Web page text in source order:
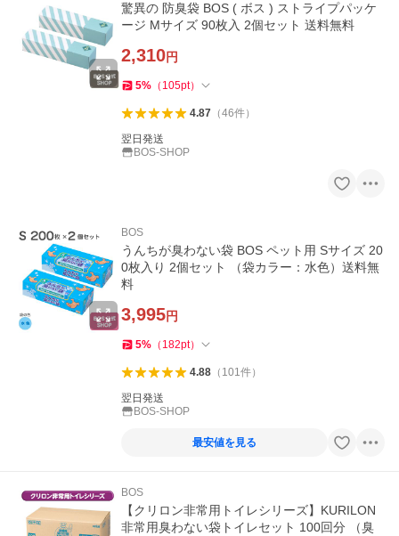
驚異の 防臭袋 BOS ( ボス ) ストライプパッケ
ージ Mサイズ 90枚入 2個セット 送料無料
2,310円
5% （ 105pt）
4.87（46件）
翌日発送
BOS-SHOP
BOS
うんちが臭わない袋 BOS ペット用 Sサイズ 20
0枚入り 2個セット （袋カラー：水色）送料無
料
3,995円
5% （ 182pt）
4.88（ 101件）
翌日発送
BOS-SHOP
最安値を見る
BOS
【クリロン非常用トイレシリーズ】KURILON
非常用臭わない袋トイレセット 100回分 （臭